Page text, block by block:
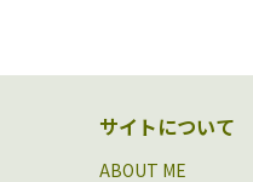
サイトについて
ABOUT ME